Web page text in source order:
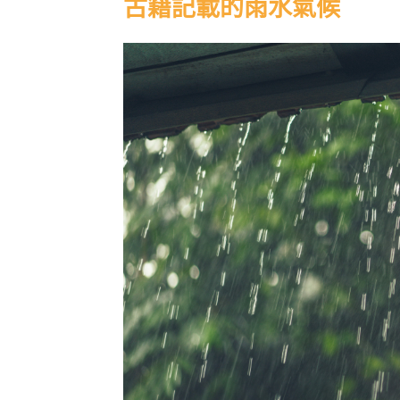
古籍記載的雨水氣候